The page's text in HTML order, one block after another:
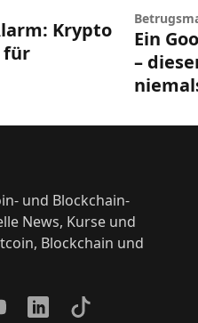
Krypto
für
Ein
–
und Blockchain-
News, Kurse und
Blockchain und
LinkedInTikTok